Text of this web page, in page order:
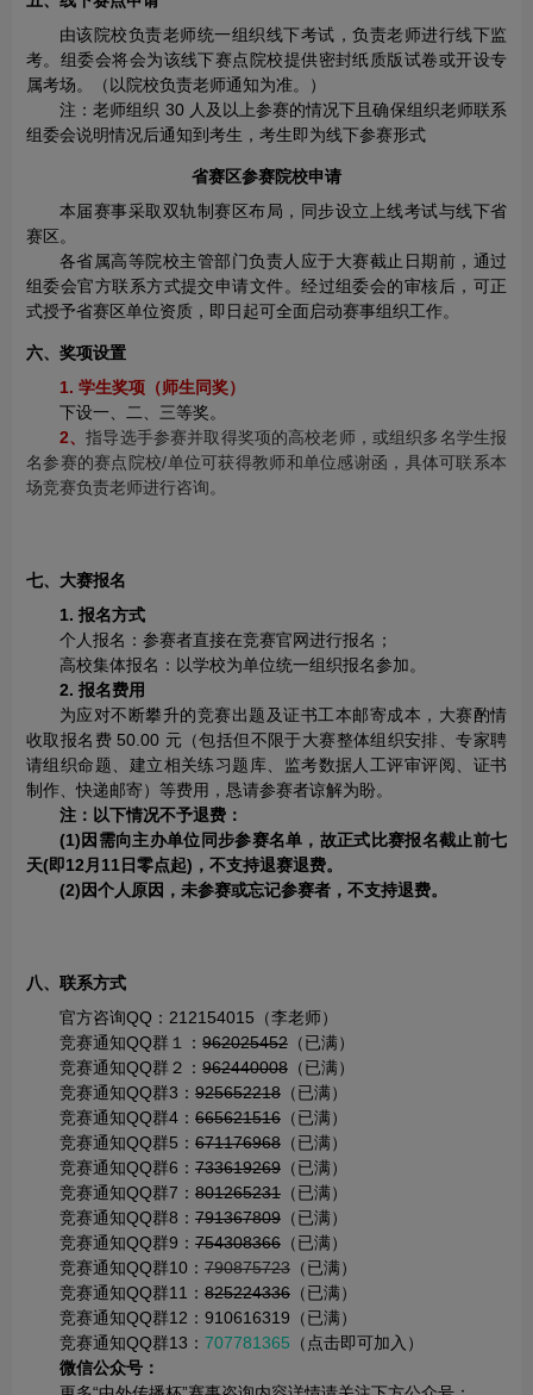
由该院校负责老师统一组织线下考试，负责老师进行线下监
考。组委会将会为该线下赛点院校提供密封纸质版试卷或开设专
属考场。（以院校负责老师通知为准。）
注：老师组织 30 人及以上参赛的情况下且确保组织老师联系
组委会说明情况后通知到考生，考生即为线下参赛形式
省赛区参赛院校申请
本届赛事采取双轨制赛区布局，同步设立上线考试与线下省
赛区。
各省属高等院校主管部门负责人应于大赛截止日期前，通过
组委会官方联系方式提交申请文件。经过组委会的审核后，可正
式授予省赛区单位资质，即日起可全面启动赛事组织工作。
六、奖项设置
1. 学生奖项（师生同奖）
下设一、二、三等奖。
2、指导选手参赛并取得奖项的高校老师，或组织多名学生报
名参赛的赛点院校/单位可获得教师和单位感谢函，具体可联系本
场竞赛负责老师进行咨询。
七、大赛报名
1. 报名方式
个人报名：参赛者直接在竞赛官网进行报名；
高校集体报名：以学校为单位统一组织报名参加。
2. 报名费用
为应对不断攀升的竞赛出题及证书工本邮寄成本，大赛酌情
收取报名费 50.00 元（包括但不限于大赛整体组织安排、专家聘
请组织命题、建立相关练习题库、监考数据人工评审评阅、证书
制作、快递邮寄）等费用，恳请参赛者谅解为盼。
注：以下情况不予退费：
(1)因需向主办单位同步参赛名单，故正式比赛报名截止前七
天(即12月11日零点起)，不支持退赛退费。
(2)因个人原因，未参赛或忘记参赛者，不支持退费。
八、联系方式
官方咨询QQ：212154015（李老师）
竞赛通知QQ群１： 962025452 （已满）
竞赛通知QQ群２： 962440008 （已满）
竞赛通知QQ群3： 925652218 （已满）
竞赛通知QQ群4： 665621516 （已满）
竞赛通知QQ群5： 671176968 （已满）
竞赛通知QQ群6： 733619269 （已满）
竞赛通知QQ群7： 801265231 （已满）
竞赛通知QQ群8： 791367809 （已满）
竞赛通知QQ群9： 754308366 （已满）
竞赛通知QQ群10： 790875723 （已满）
竞赛通知QQ群11： 825224336 （已满）
竞赛通知QQ群12：910616319（已满）
竞赛通知QQ群13： 707781365 （点击即可加入）
微信公众号：